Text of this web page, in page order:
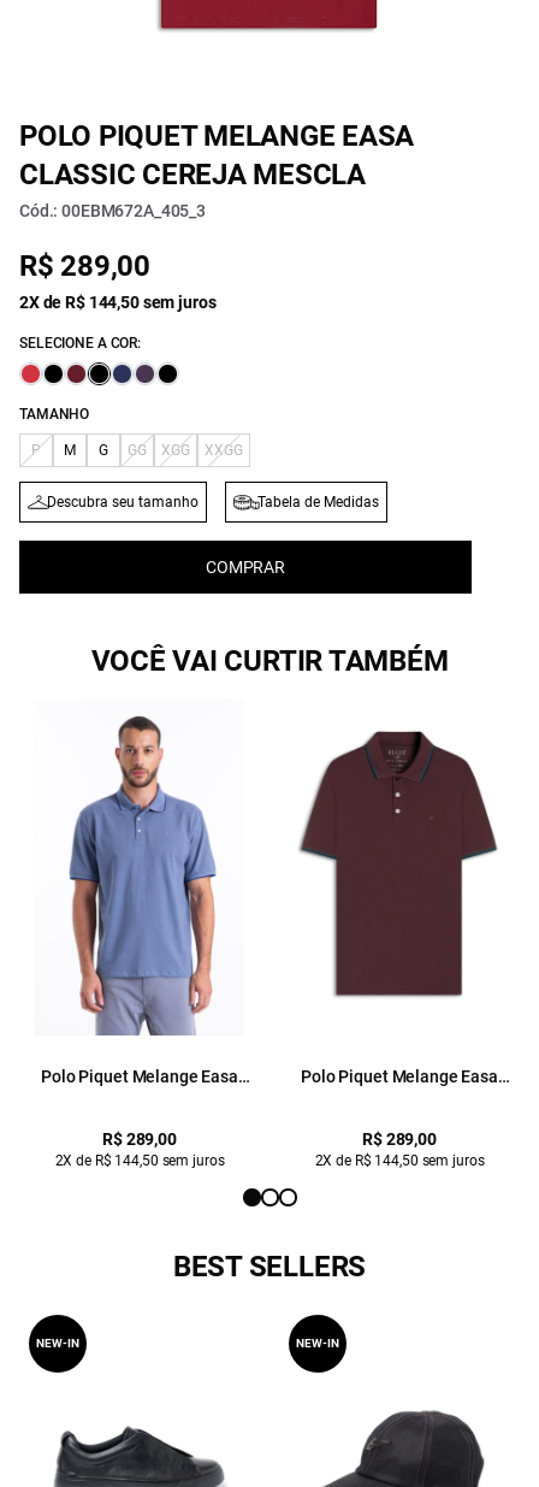
POLO PIQUET MELANGE EASA
CLASSIC CEREJA MESCLA
Cód.: 00EBM672A_405_3
R$ 289,00
2X de R$ 144,50 sem juros
SELECIONE A COR:
TAMANHO
P M G GG XGG XXGG
Descubra seu tamanho Tabela de Medidas
COMPRAR
VOCÊ VAI CURTIR TAMBÉM
Polo Piquet Melange Easa
R$ 289,00
2X de R$ 144,50 sem juros
Polo Piquet Melange Easa
R$ 289,00
2X de R$ 144,50 sem juros
BEST SELLERS
NEW-IN NEW-IN